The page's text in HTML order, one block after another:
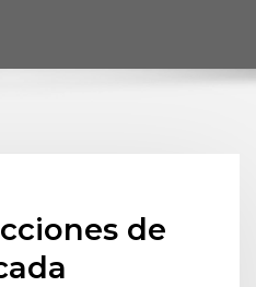
de